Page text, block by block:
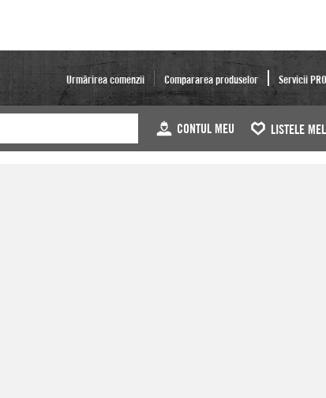
Urmărirea comenzii Compararea produselor Servicii
CONTUL MEU LISTELE